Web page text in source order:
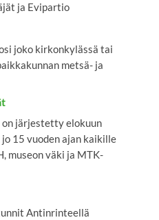
ja Evipartio
joko kirkonkylässä tai
metsä- ja
järjestetty elokuun
15 vuoden ajan kaikille
museon väki ja MTK-
Antinrinteellä